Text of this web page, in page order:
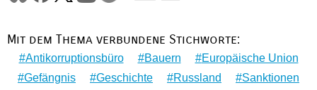
Mit dem Thema verbundene Stichworte:
Antikorruptionsbüro Bauern
Europäische Union
Gefängnis
Geschichte Russland
Sanktionen